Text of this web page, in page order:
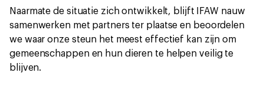
Naarmate de situatie zich ontwikkelt, blijft IFAW nauw
samenwerken met partners ter plaatse en beoordelen
we waar onze steun het meest effectief kan zijn om
gemeenschappen en hun dieren te helpen veilig te
blijven.